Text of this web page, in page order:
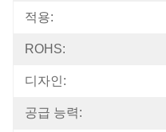
적용:
ROHS:
디자인:
공급 능력: